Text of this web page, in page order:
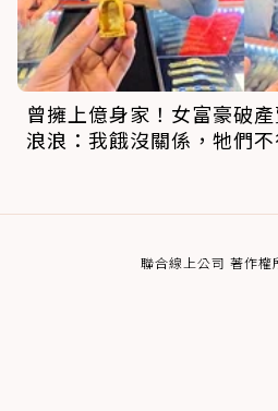
曾擁上億身家！女富豪破
浪浪：我餓沒關係，牠們
聯合線上公司 著作